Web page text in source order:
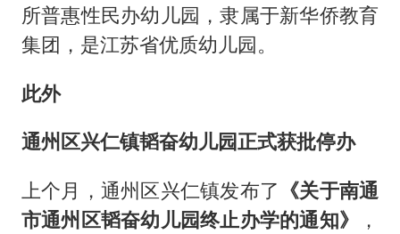
构建更高水平的全民健身公共服务体系
韩军前线部队连曝丑闻
所普惠性民办幼儿园，隶属于新华侨教育
集团，是江苏省优质幼儿园。
此外
通州区兴仁镇韬奋幼儿园正式获批停办
上个月，通州区兴仁镇发布了 《关于南通
市通州区韬奋幼儿园终止办学的通知》
，